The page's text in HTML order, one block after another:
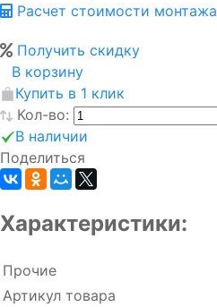
Расчет стоимости монтажа
Получить скидку
В корзину
Купить в 1 клик
Кол-во:
В наличии
Поделиться
Характеристики:
Прочие
Артикул товара